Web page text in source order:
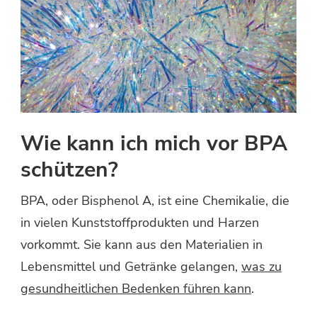
Wie kann ich mich vor BPA
schützen?
BPA, oder Bisphenol A, ist eine Chemikalie, die
in vielen Kunststoffprodukten und Harzen
vorkommt. Sie kann aus den Materialien in
Lebensmittel und Getränke gelangen, was zu
gesundheitlichen Bedenken führen kann.